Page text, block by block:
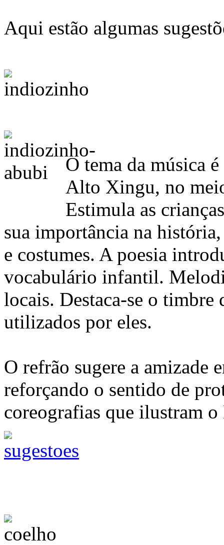
Aqui estão algumas
O tema da música
Alto Xingu, no
Estimula as
sua importância na
e costumes. A poesia
vocabulário infantil.
locais. Destaca-se o timbre
utilizados por eles.
O refrão sugere a amizade
reforçando o sentido de
coreografias que ilustram